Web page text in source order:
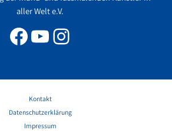
aller Welt e.V.
Kontakt
Datenschutzerklärung
Impressum